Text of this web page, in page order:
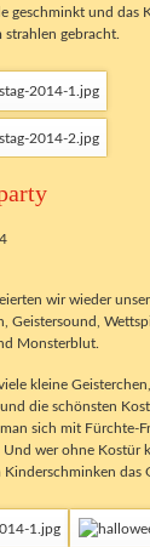
geschminkt und das
strahlen gebracht.
wir wieder
Geistersound,
Monsterblut.
kleine
die schönsten
sich mit Fürchte-
wer ohne Kostür
das